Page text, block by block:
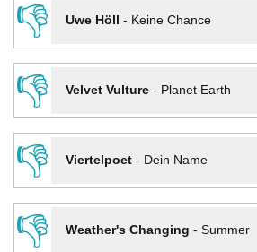
👎
Uwe Höll - Keine Chance
👎
Velvet Vulture- Planet Earth
👎
Viertelpoet- Dein Name
👎
Weather's Changing - Summer